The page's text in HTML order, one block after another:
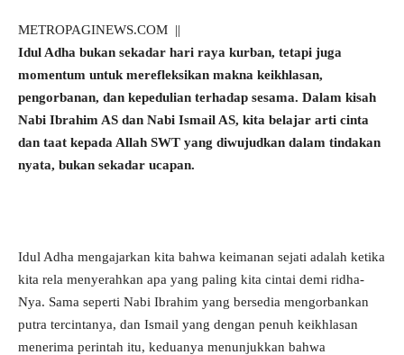
METROPAGINEWS.COM ||
Idul Adha bukan sekadar hari raya kurban, tetapi juga
momentum untuk merefleksikan makna keikhlasan,
pengorbanan, dan kepedulian terhadap sesama. Dalam kisah
Nabi Ibrahim AS dan Nabi Ismail AS, kita belajar arti cinta
dan taat kepada Allah SWT yang diwujudkan dalam tindakan
nyata, bukan sekadar ucapan.
Idul Adha mengajarkan kita bahwa keimanan sejati adalah ketika
kita rela menyerahkan apa yang paling kita cintai demi ridha-
Nya. Sama seperti Nabi Ibrahim yang bersedia mengorbankan
putra tercintanya, dan Ismail yang dengan penuh keikhlasan
menerima perintah itu, keduanya menunjukkan bahwa